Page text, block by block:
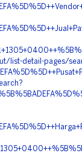
list-detail-pages/